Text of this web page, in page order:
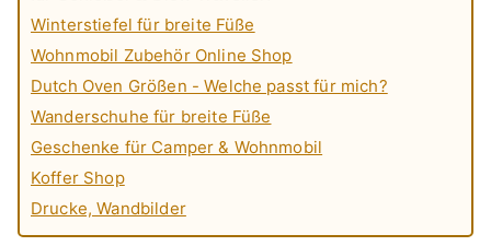
Winterstiefel für breite Füße
Wohnmobil Zubehör Online Shop
Dutch Oven Größen - Welche passt für mich?
Wanderschuhe für breite Füße
Geschenke für Camper & Wohnmobil
Koffer Shop
Drucke, Wandbilder